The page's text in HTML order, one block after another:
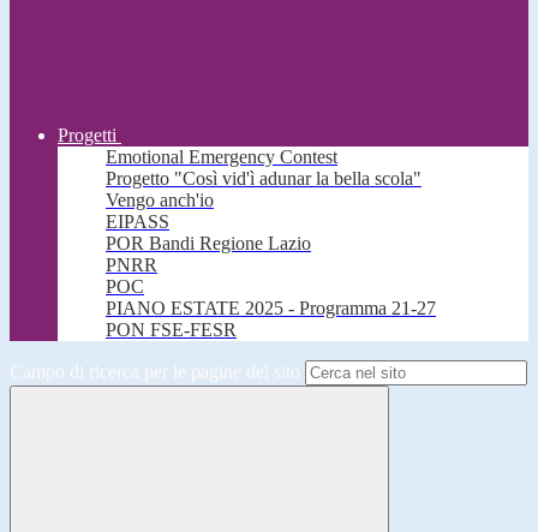
Progetti
Emotional Emergency Contest
Progetto "Così vid'ì adunar la bella scola"
Vengo anch'io
EIPASS
POR Bandi Regione Lazio
PNRR
POC
PIANO ESTATE 2025 - Programma 21-27
PON FSE-FESR
Campo di ricerca per le pagine del sito